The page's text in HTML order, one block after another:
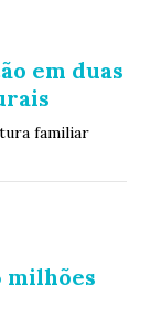
em duas
familiar
milhões